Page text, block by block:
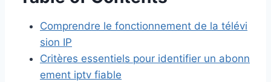
Comprendre le fonctionnement de la télévi
sion IP
Critères essentiels pour identifier un abonn
ement iptv fiable